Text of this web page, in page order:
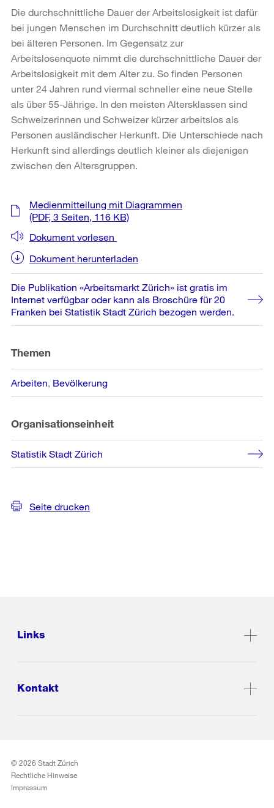
Die durchschnittliche Dauer der Arbeitslosigkeit ist dafür
bei jungen Menschen im Durchschnitt deutlich kürzer als
bei älteren Personen. Im Gegensatz zur
Arbeitslosenquote nimmt die durchschnittliche Dauer der
Arbeitslosigkeit mit dem Alter zu. So finden Personen
unter 24 Jahren rund viermal schneller eine neue Stelle
als über 55-Jährige. In den meisten Altersklassen sind
Schweizerinnen und Schweizer kürzer arbeitslos als
Personen ausländischer Herkunft. Die Unterschiede nach
Herkunft sind allerdings deutlich kleiner als diejenigen
zwischen den Altersgruppen.
Weitere
Informationen
Medienmitteilung mit Diagrammen
(PDF, 3 Seiten, 116 KB)
Dokument vorlesen
Dokument herunterladen
Die Publikation «Arbeitsmarkt Zürich» ist gratis im
Internet verfügbar oder kann als Broschüre für 20
Franken bei Statistik Stadt Zürich bezogen werden.
Themen
Arbeiten Bevölkerung
Organisationseinheit
Statistik Stadt Zürich
Seite drucken
Links
Kontakt
© 2026 Stadt Zürich
Rechtliche Hinweise
Impressum